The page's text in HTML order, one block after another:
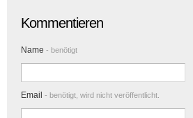
Kommentieren
Name - benötigt
Email - benötigt, wird nicht veröffentlicht.